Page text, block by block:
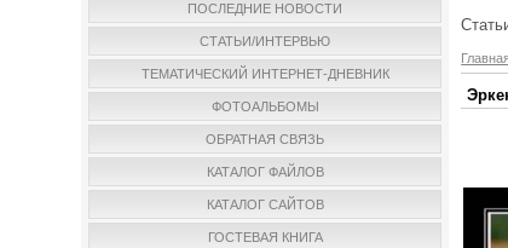
ПОСЛЕДНИЕ НОВОСТИ
СТАТЬИ/ИНТЕРВЬЮ
ТЕМАТИЧЕСКИЙ ИНТЕРНЕТ-ДНЕВНИК
ФОТОАЛЬБОМЫ
ОБРАТНАЯ СВЯЗЬ
КАТАЛОГ ФАЙЛОВ
КАТАЛОГ САЙТОВ
ГОСТЕВАЯ КНИГА
Главная